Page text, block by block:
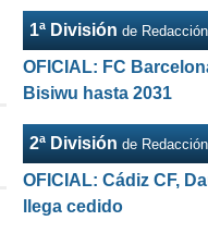
1ª División de
OFICIAL: FC
Bisiwu hasta 2031
2ª División de
OFICIAL: Cádiz CF,
llega cedido